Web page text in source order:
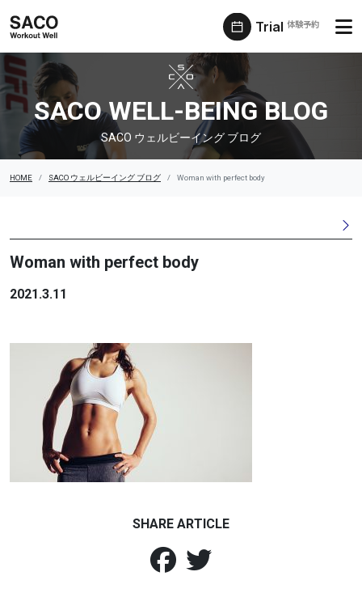
Trial 体験予約
SACO ウェルビーイング ブログ
SACO WELL-BEING BLOG
SACO ウェルビーイング ブログ
HOME SACO ウェルビーイング ブログ Woman with perfect body
Woman with perfect body
2021.3.11
SHARE ARTICLE